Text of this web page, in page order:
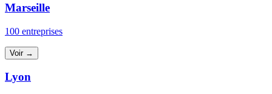
Marseille
100 entreprises
Voir →
Lyon